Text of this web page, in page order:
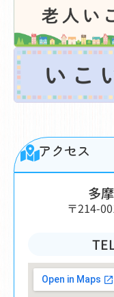
アクセス
多
〒214-